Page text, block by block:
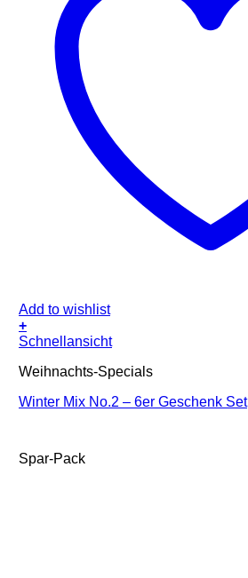
Add to wishlist
+
Schnellansicht
Weihnachts-Specials
Winter Mix No.2 – 6er Geschenk Set
Spar-Pack